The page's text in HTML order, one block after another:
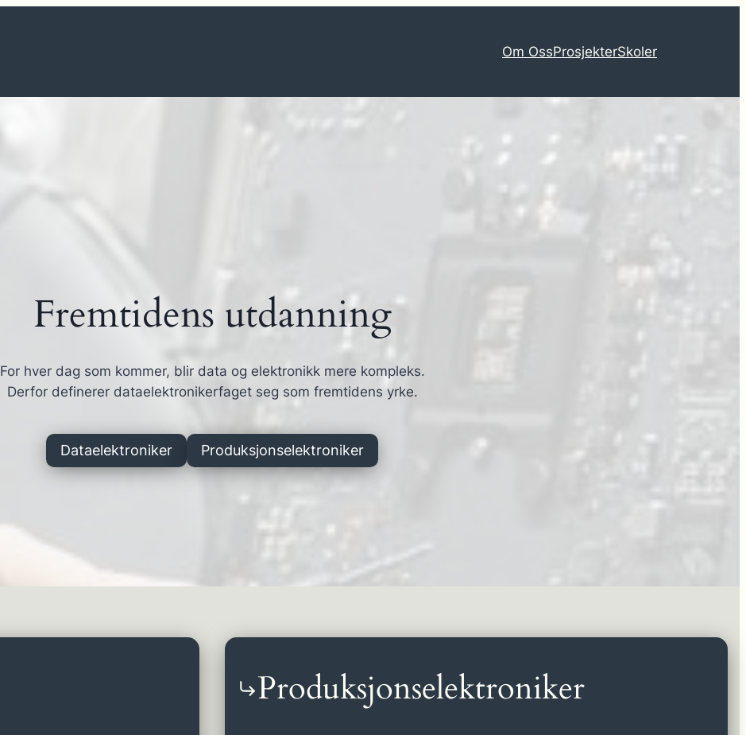
Om OssProsjekterSkoler
Fremtidens utdanning
For hver dag som kommer, blir data og elektronikk mere kompleks.
Derfor definerer dataelektronikerfaget seg som fremtidens yrke.
Dataelektroniker Produksjonselektroniker
Produksjonselektroniker